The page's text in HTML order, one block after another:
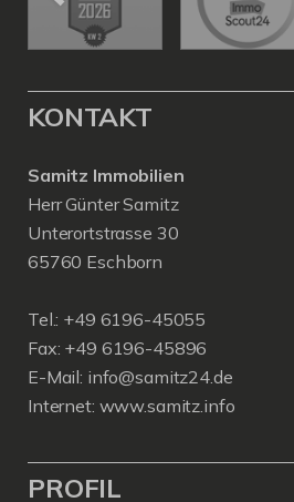
KONTAKT
Samitz Immobilien
Herr Günter Samitz
Unterortstrasse 30
65760 Eschborn
Tel.: +49 6196-45055
Fax: +49 6196-45896
E-Mail: info@samitz24.de
Internet: www.samitz.info
PROFIL